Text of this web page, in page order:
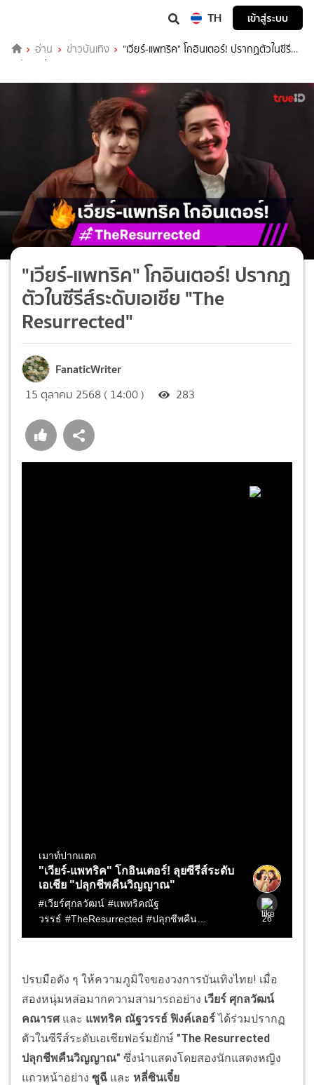
TH เข้าสู่ระบบ
อ่าน ข่าวบันเทิง
"เวียร์-แพทริค" โกอินเตอร์! ปรากฏตัวในซีรีส์
ระดับเอเชีย "The Resurrected"
"เวียร์-แพทริค" โกอินเตอร์! ปรากฏ
ตัวในซีรีส์ระดับเอเชีย "The
Resurrected"
FanaticWriter
15 ตุลาคม 2568 ( 14:00 ) 283
ปรบมือดัง ๆ ให้ความภูมิใจของวงการบันเทิงไทย! เมื่อ
สองหนุ่มหล่อมากความสามารถอย่าง เวียร์ ศุกลวัฒน์
คณารศและ แพทริค ณัฐวรรธ์ ฟิงค์เลอร์ได้ร่วมปรากฏ
ตัวในซีรีส์ระดับเอเชียฟอร์มยักษ์ "The Resurrected
ปลุกชีพคืนวิญญาณ" ซึ่งนำแสดงโดยสองนักแสดงหญิง
แถวหน้าอย่าง ซูฉี และ หลี่ซินเจี๋ย